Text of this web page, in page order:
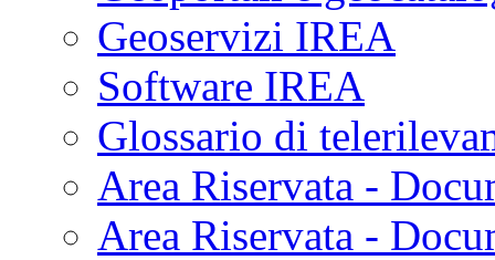
Geoservizi IREA
Software IREA
Glossario di
Area Riservata -
Area Riservata -